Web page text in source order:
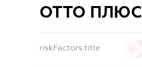
ОТТО ПЛЮС
riskFactors.title